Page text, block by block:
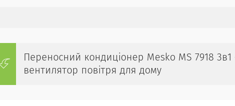
Переносний кондиціонер Mesko MS 7918
вентилятор повітря для дому